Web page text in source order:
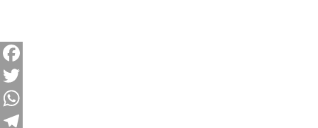
Facebook
Twitter
WhatsApp